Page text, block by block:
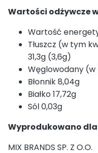
Wartości odżywcze
Wartość
Tłuszcz (w tym
31,3g (3,6g)
Węglowodany (w
Błonnik 8,04g
Białko 17,72g
Sól 0,03g
Wyprodukowano
MIX BRANDS SP. Z O.O.